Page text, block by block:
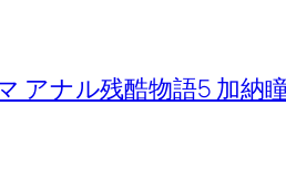
アナル残酷物語5 加納